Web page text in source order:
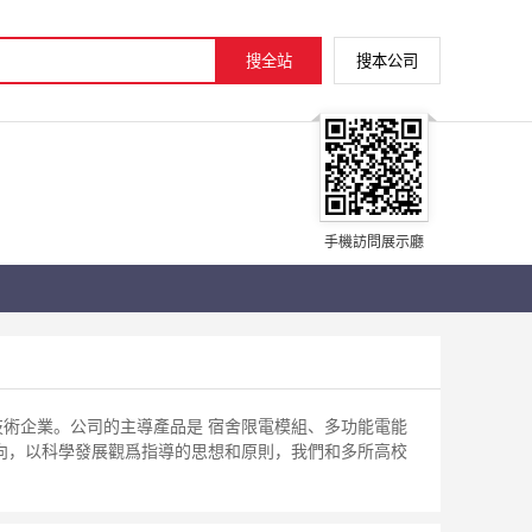
手機訪問展示廳
業。公司的主導產品是 宿舍限電模組、多功能電能
以科學發展觀爲指導的思想和原則，我們和多所高校